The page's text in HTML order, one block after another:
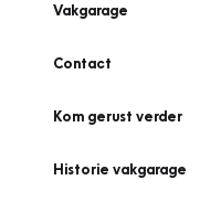
Vakgarage
Contact
Kom gerust verder
Historie vakgarage